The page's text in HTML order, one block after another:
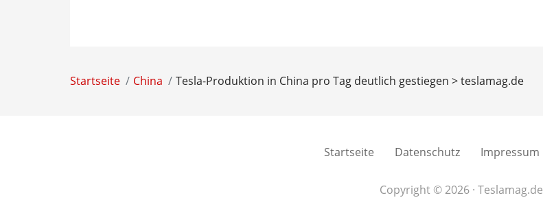
Startseite China Tesla-Produktion in China pro Tag deutlich gestiegen > teslamag.de
Startseite Datenschutz Impressum
Copyright © 2026 · Teslamag.de